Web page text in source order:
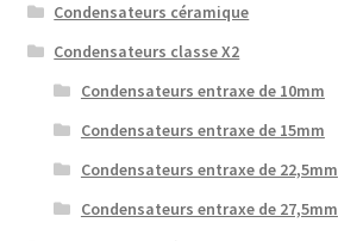
Condensateurs céramique
Condensateurs classe X2
Condensateurs entraxe de 10mm
Condensateurs entraxe de 15mm
Condensateurs entraxe de 22,5mm
Condensateurs entraxe de 27,5mm